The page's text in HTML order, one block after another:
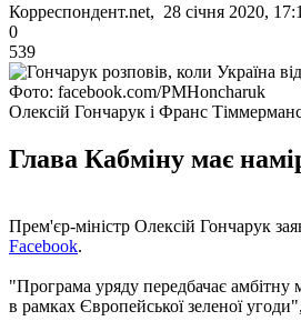
Корреспондент.net, 28 січня 2020,
0
539
Фото: facebook.com/PMHoncharuk
Олексій Гончарук і Франс
Глава Кабміну має
Прем'єр-міністр Олексій Гончарук
Facebook.
"Програма уряду передбачає амбітну
в рамках Європейської зеленої